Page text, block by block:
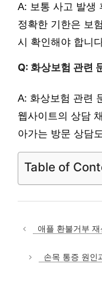
A: 보통 사고 발생
정확한 기한은 보
시 확인해야 합니
Q: 화상보험 관련
A: 화상보험 관련
웹사이트의 상담
아가는 방문 상담
Table of
애플 환불거부
손목 통증 원인